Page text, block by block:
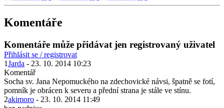
Komentáře
Komentáře může přidávat jen registrovaný uživatel
Přihlásit se / registrovat
1Jarda - 23. 10. 2014 10:23
Komentář
Socha sv. Jana Nepomuckého na zdechovické návsi, špatně se fotí,
pomník je obrácen k severu a přední strana je stále ve stínu.
2akimoro - 23. 10. 2014 11:49